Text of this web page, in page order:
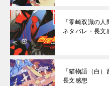
「零崎双識の
ネタバレ・長文
「猫物語（白
長文感想